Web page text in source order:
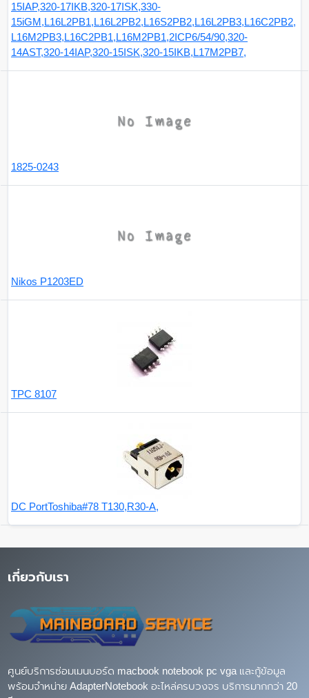
15IAP,320-17IKB,320-17ISK,330-
15iGM,L16L2PB1,L16L2PB2,L16S2PB2,L16L2PB3,L16C2PB2,
L16M2PB3,L16C2PB1,L16M2PB1,2ICP6/54/90,320-
14AST,320-14IAP,320-15ISK,320-15IKB,L17M2PB7,
1825-0243
Nikos P1203ED
TPC 8107
DC PortToshiba#78 T130,R30-A,
เกี่ยวกับเรา
ศูนย์บริการซ่อมเมนบอร์ด macbook notebook pc vga และกู้ข้อมูล
พร้อมจำหน่าย AdapterNotebook อะไหล่ครบวงจร บริการมากกว่า 20